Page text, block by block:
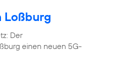
Loßburg
Der
einen neuen 5G-